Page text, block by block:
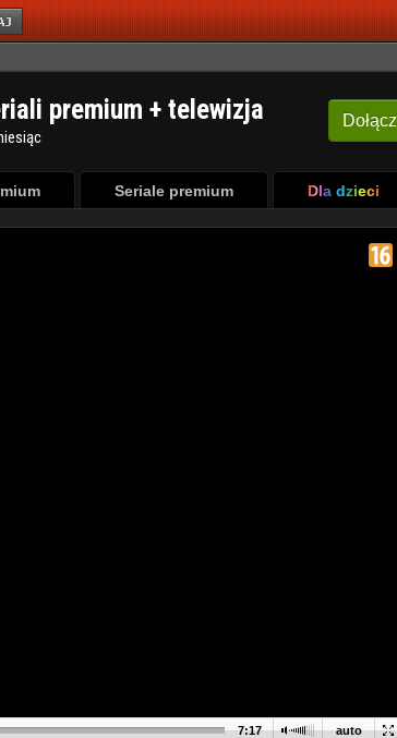
Dołącz
premium + telewizja
Seriale premium Dla dzieci
auto
7:17